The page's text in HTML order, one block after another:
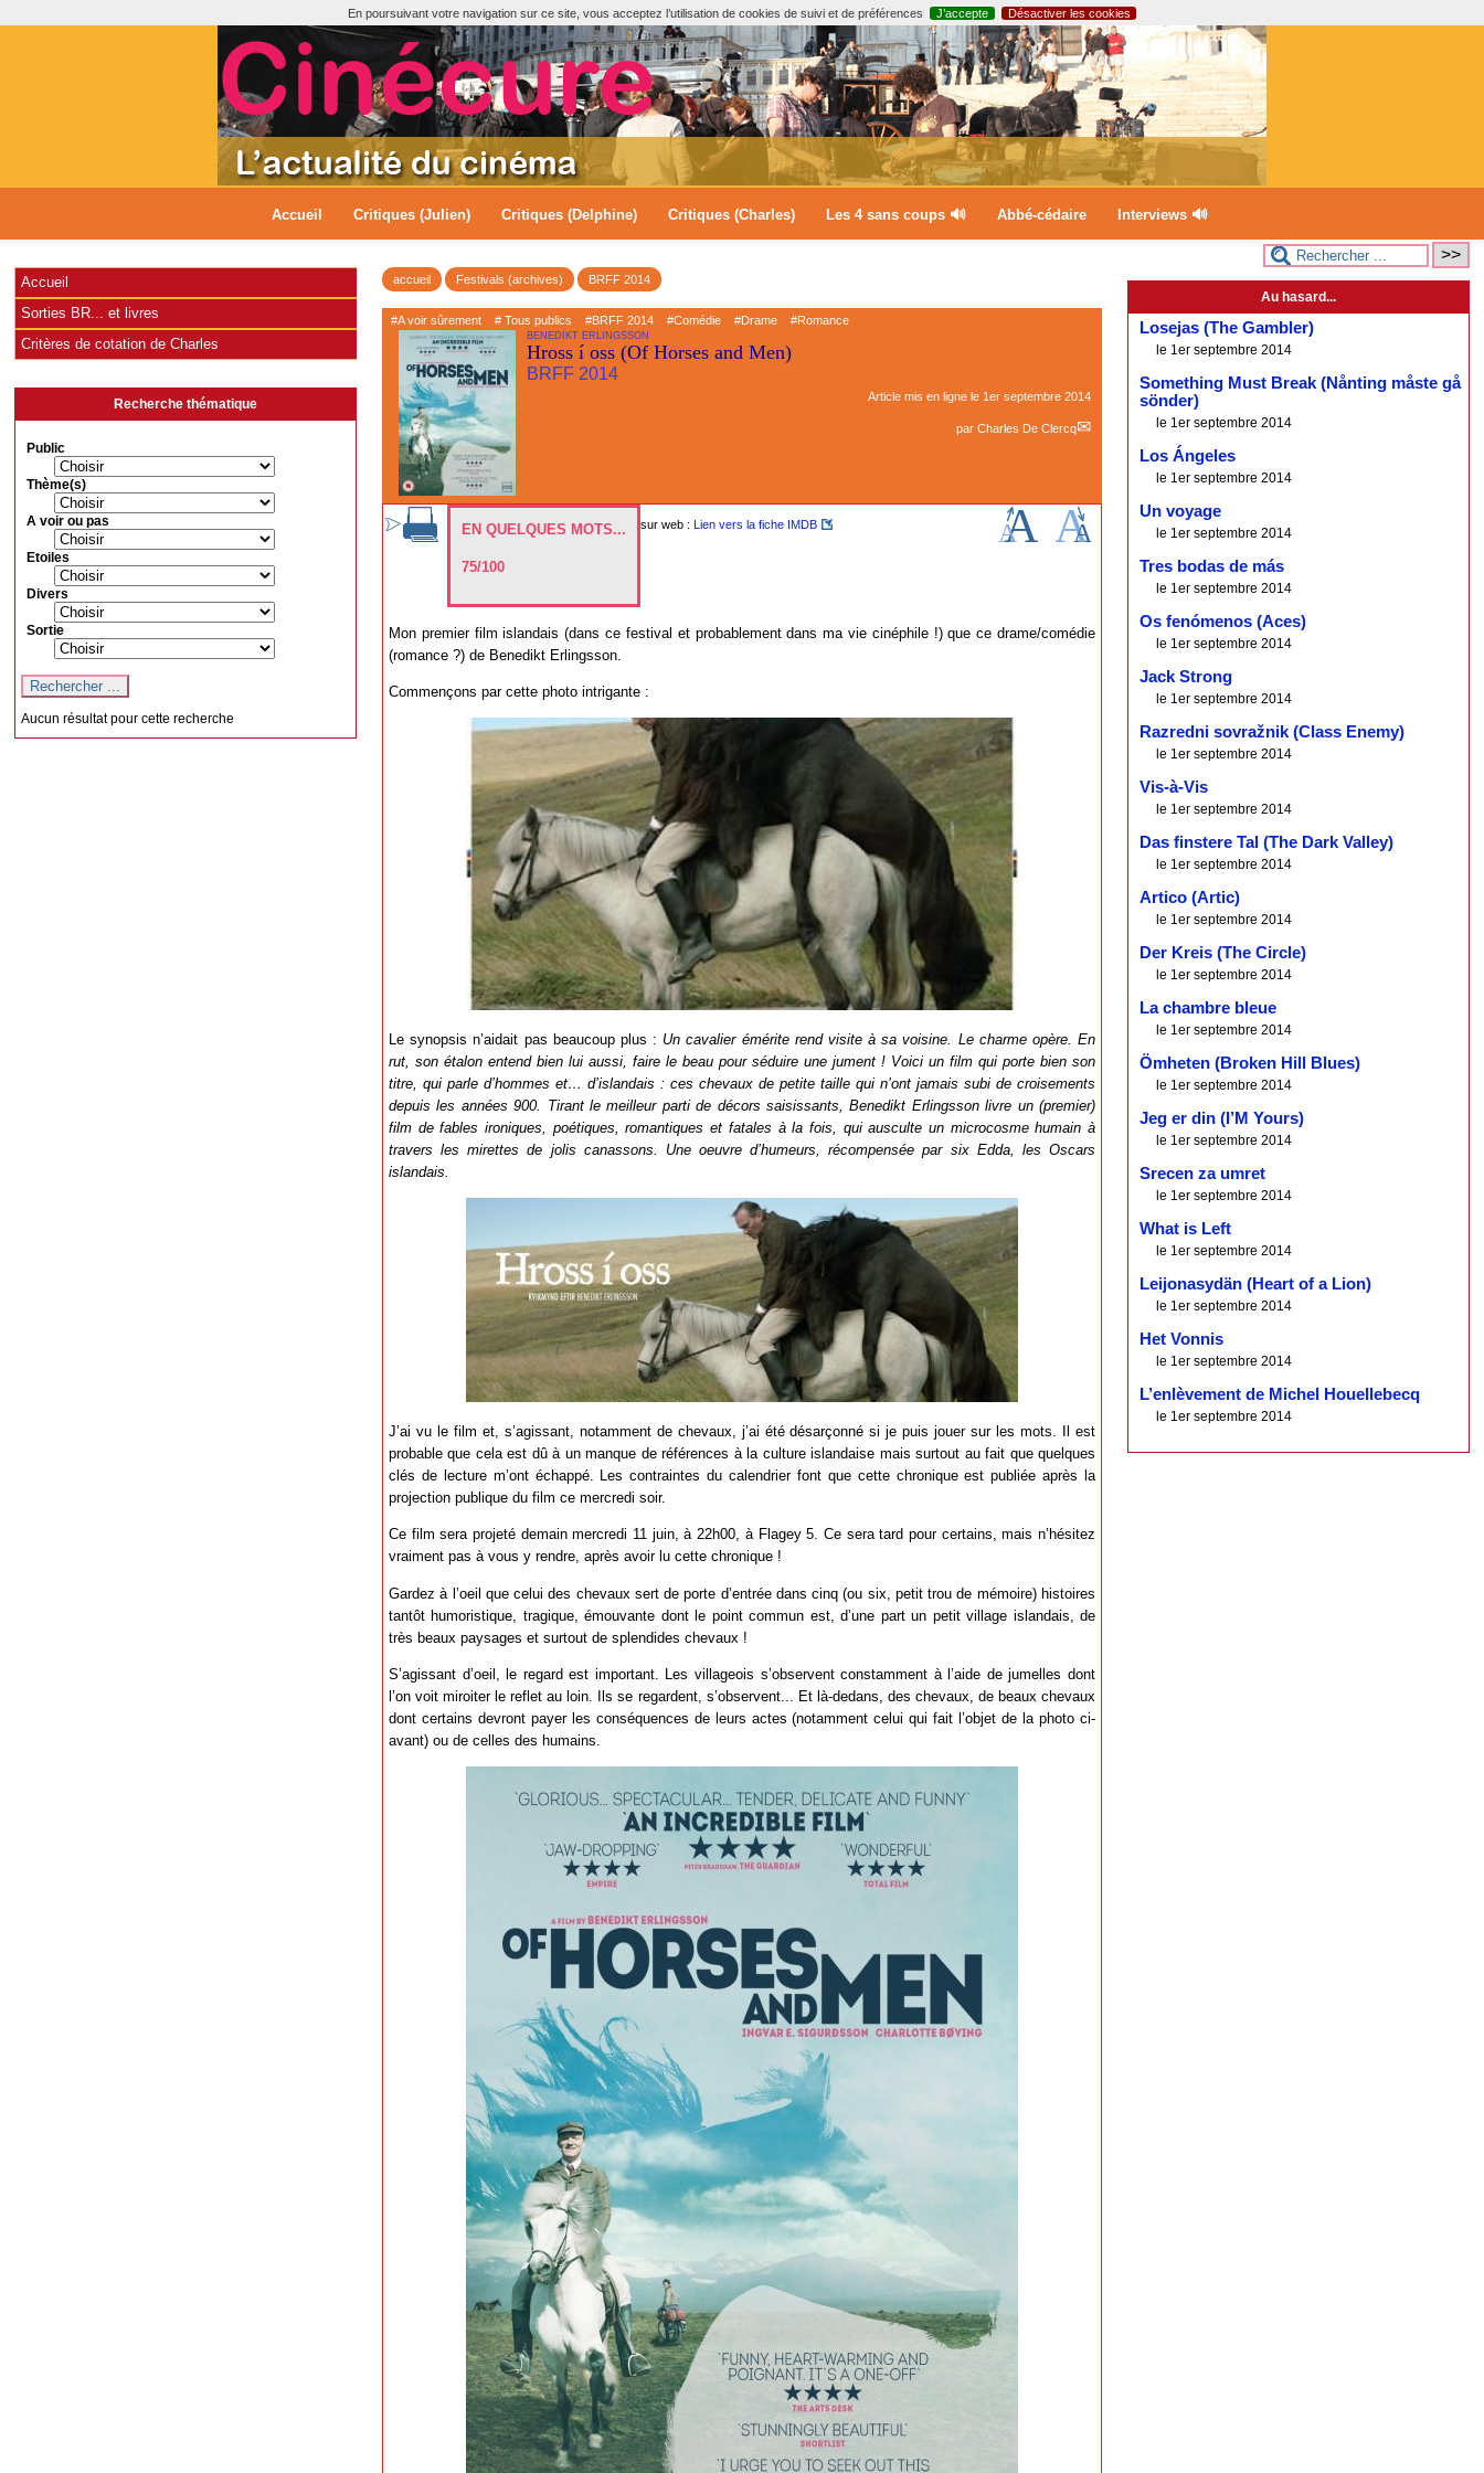
En poursuivant votre navigation sur ce site, vous acceptez l’utilisation de cookies de suivi et de préférences J’accepte Désactiver les cookies
Accueil Critiques (Julien) Critiques (Delphine) Critiques (Charles) Les 4 sans coups 🔊 Abbé-cédaire Interviews 🔊
accueil Festivals (archives) BRFF 2014
#A voir sûrement # Tous publics #BRFF 2014 #Comédie #Drame #Romance
BENEDIKT ERLINGSSON
Hross í oss (Of Horses and Men)
BRFF 2014
Article mis en ligne le 1er septembre 2014
par Charles De Clercq
EN QUELQUES MOTS...
75/100
sur web : Lien vers la fiche IMDB
Mon premier film islandais (dans ce festival et probablement dans ma vie cinéphile !) que ce drame/comédie
(romance ?) de Benedikt Erlingsson.
Commençons par cette photo intrigante :
Le synopsis n’aidait pas beaucoup plus : Un cavalier émérite rend visite à sa voisine. Le charme opère. En
rut, son étalon entend bien lui aussi, faire le beau pour séduire une jument ! Voici un film qui porte bien son
titre, qui parle d’hommes et… d’islandais : ces chevaux de petite taille qui n’ont jamais subi de croisements
depuis les années 900. Tirant le meilleur parti de décors saisissants, Benedikt Erlingsson livre un (premier)
film de fables ironiques, poétiques, romantiques et fatales à la fois, qui ausculte un microcosme humain à
travers les mirettes de jolis canassons. Une oeuvre d’humeurs, récompensée par six Edda, les Oscars
islandais.
J’ai vu le film et, s’agissant, notamment de chevaux, j’ai été désarçonné si je puis jouer sur les mots. Il est
probable que cela est dû à un manque de références à la culture islandaise mais surtout au fait que quelques
clés de lecture m’ont échappé. Les contraintes du calendrier font que cette chronique est publiée après la
projection publique du film ce mercredi soir.
Ce film sera projeté demain mercredi 11 juin, à 22h00, à Flagey 5. Ce sera tard pour certains, mais n’hésitez
vraiment pas à vous y rendre, après avoir lu cette chronique !
Gardez à l’oeil que celui des chevaux sert de porte d’entrée dans cinq (ou six, petit trou de mémoire) histoires
tantôt humoristique, tragique, émouvante dont le point commun est, d’une part un petit village islandais, de
très beaux paysages et surtout de splendides chevaux !
S’agissant d’oeil, le regard est important. Les villageois s’observent constamment à l’aide de jumelles dont
l’on voit miroiter le reflet au loin. Ils se regardent, s’observent... Et là-dedans, des chevaux, de beaux chevaux
dont certains devront payer les conséquences de leurs actes (notamment celui qui fait l’objet de la photo ci-
avant) ou de celles des humains.
Accueil
Sorties BR... et livres
Critères de cotation de Charles
Recherche thématique
Public
Thème(s)
A voir ou pas
Etoiles
Divers
Sortie
Aucun résultat pour cette recherche
Au hasard...
Losejas (The Gambler)
le 1er septembre 2014
Something Must Break (Nånting måste gå
sönder)
le 1er septembre 2014
Los Ángeles
le 1er septembre 2014
Un voyage
le 1er septembre 2014
Tres bodas de más
le 1er septembre 2014
Os fenómenos (Aces)
le 1er septembre 2014
Jack Strong
le 1er septembre 2014
Razredni sovražnik (Class Enemy)
le 1er septembre 2014
Vis-à-Vis
le 1er septembre 2014
Das finstere Tal (The Dark Valley)
le 1er septembre 2014
Artico (Artic)
le 1er septembre 2014
Der Kreis (The Circle)
le 1er septembre 2014
La chambre bleue
le 1er septembre 2014
Ömheten (Broken Hill Blues)
le 1er septembre 2014
Jeg er din (I’M Yours)
le 1er septembre 2014
Srecen za umret
le 1er septembre 2014
What is Left
le 1er septembre 2014
Leijonasydän (Heart of a Lion)
le 1er septembre 2014
Het Vonnis
le 1er septembre 2014
L’enlèvement de Michel Houellebecq
le 1er septembre 2014